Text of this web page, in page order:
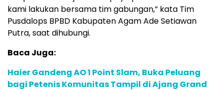
kami lakukan bersama tim gabungan,” kata Tim
Pusdalops BPBD Kabupaten Agam Ade Setiawan
Putra, saat dihubungi.
Baca Juga:
Haier Gandeng AO 1 Point Slam, Buka Peluang
bagi Petenis Komunitas Tampil di Ajang Grand